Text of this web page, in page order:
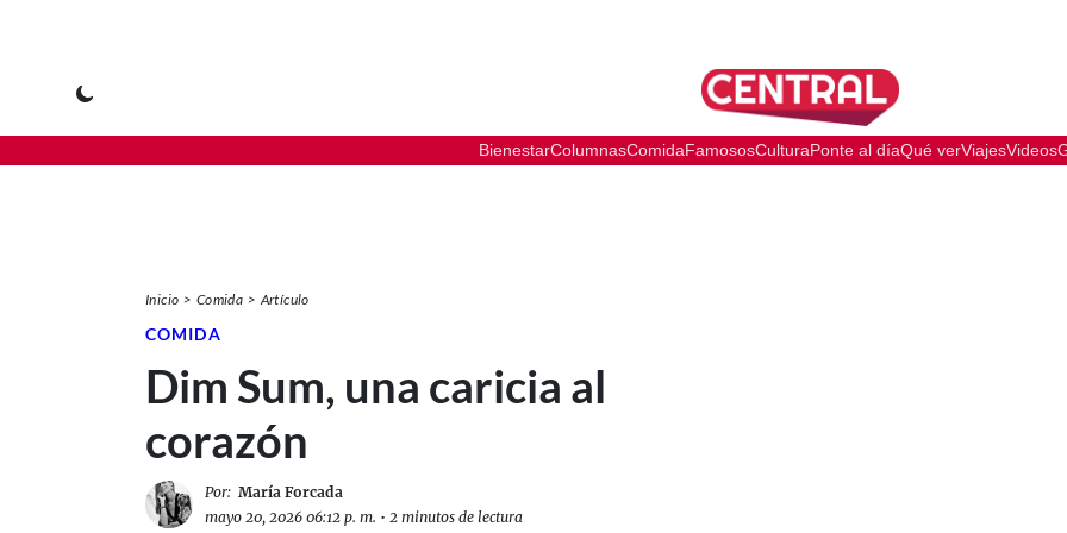
BienestarColumnasComidaFamososCulturaPonte al díaQué verViajesVideos
Inicio Comida Artículo
COMIDA
Dim Sum, una caricia al
corazón
Por: María Forcada
mayo 20, 2026 06:12 p. m. • 2 minutos de lectura